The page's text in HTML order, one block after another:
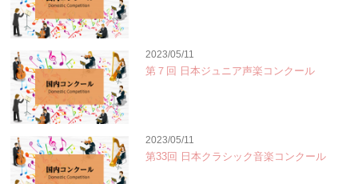
2023/05/11
第７回 日本ジュニア声楽コンクール
2023/05/11
第33回 日本クラシック音楽コンクール